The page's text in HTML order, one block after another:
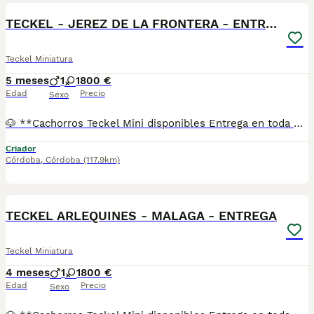
TECKEL - JEREZ DE LA FRONTERA - ENTREGA
Teckel Miniatura
5 meses
Edad
1 1
Sexo
800 €
Precio
🐶 **Cachorros Teckel Mini disponibles Entrega en toda España** Si buscas un Teckel Mini criado con dedicación, salud y una excelente socialización desde sus primeras semanas de vida, estaremos encantados de ayudarte. 🚚 Realizamos entregas en toda España, con especial frecuencia en **Andalucía**: Sevilla, Málaga, Cádiz, Córdoba, Granada, Jaén, Huelva y Almería. También entregamos habitualmente en Marbella, Jerez de la Frontera, Estepona, Fuengirola, Benalmádena, Mijas, Dos Hermanas y cualquier punto de España. **Entrega 100% a contrarreembolso.** No tendrás que adelantar el importe del cachorro. Lo recibirás en la puerta de tu casa mediante transporte especializado y podrás comprobar que todo está correcto antes de realizar el pago. Nuestros cachorros se entregan: ✅ Vacunados y desparasitados según su edad. ✅ Con microchip, cartilla veterinaria y documentación al día. ✅ Revisados veterinariamente antes de salir de nuestras instalaciones. ✅ Procedentes de excelentes líneas, seleccionadas por salud, carácter y morfología. ✅ Perfectamente socializados y acostumbrados al contacto diario con personas. ✅ Iniciados en el aprendizaje para hacer sus necesidades sobre empapador, facilitando su adaptación al nuevo hogar. ✅ Con asesoramiento personalizado antes y después de la entrega. Nuestro objetivo no es vender un cachorro más. Queremos que cada familia reciba un compañero sano, equilibrado y criado con el máximo cuidado desde el primer día. 📩 Si deseas fotografías, vídeos o más información, escríbenos por privado. Estaremos encantados de ayudarte a encontrar el compañero perfecto670864332 KOKOKOKOKO
Criador
Córdoba, Córdoba (117.9km)
TECKEL ARLEQUINES - MALAGA - ENTREGA
Teckel Miniatura
4 meses
Edad
1 1
Sexo
800 €
Precio